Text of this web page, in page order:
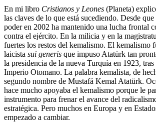
En mi libro Cristianos y Leones (Planeta)
las claves de lo que está sucediendo. Desde
poder en 2002 ha mantenido una lucha frontal
contra el ejército. En la milicia y en la
fuertes los restos del kemalismo. El kemalismo
laicista sui generis que impuso Atatürk tan
la presidencia de la nueva Turquía en 1923,
Imperio Otomano. La palabra kemalista, de
segundo nombre de Mustafá Kemal Atatürk.
hace mucho apoyaba el kemalismo porque le
instrumento para frenar el avance del
estratégica. Pero muchos en Europa y en
empezado a cambiar.